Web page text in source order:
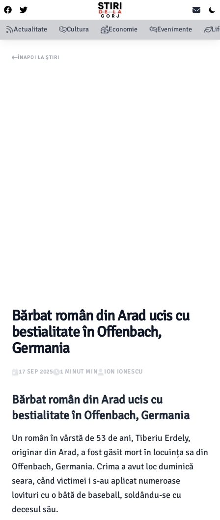
Actualitate Cultura Economie Evenimente
ÎNAPOI LA ȘTIRI
Bărbat român din Arad ucis cu
bestialitate în Offenbach,
Germania
17 SEP 2025 1 MINUT MIN ION IONESCU
Bărbat român din Arad ucis cu
bestialitate în Offenbach, Germania
Un român în vârstă de 53 de ani, Tiberiu Erdely,
originar din Arad, a fost găsit mort în locuința sa din
Offenbach, Germania. Crima a avut loc duminică
seara, când victimei i s-au aplicat numeroase
lovituri cu o bâtă de baseball, soldându-se cu
decesul său.